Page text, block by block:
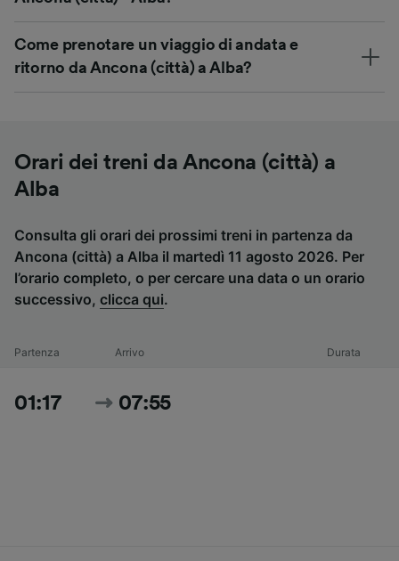
Come prenotare un viaggio di andata e
ritorno da Ancona (città) a Alba?
Orari dei treni da Ancona (città) a
Alba
Consulta gli orari dei prossimi treni in partenza da
Ancona (città) a Alba il martedì 11 agosto 2026. Per
l’orario completo, o per cercare una data o un orario
successivo, clicca qui.
Partenza Arrivo Durata
01:17 07:55